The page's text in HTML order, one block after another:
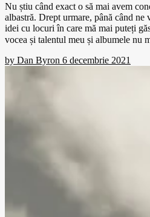
Nu știu când exact o să mai avem
albastră. Drept urmare, până când ne
idei cu locuri în care mă mai puteți
vocea și talentul meu și albumele
by Dan Byron 6 decembrie 2021